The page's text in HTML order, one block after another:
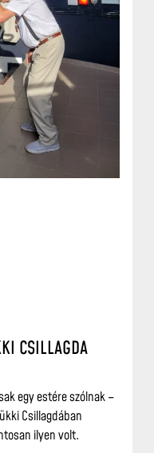
CSILLAGDA
egy estére szólnak –
Csillagdában
ilyen volt.